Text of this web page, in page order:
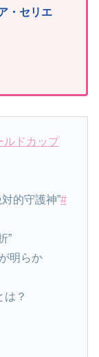
・セリエ
ルドカップ
的守護神”#
”
明らか
は？